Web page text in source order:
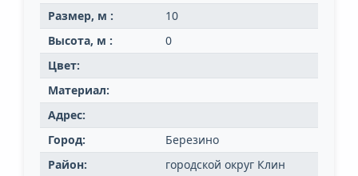
Размер, м :
10
Высота, м :
0
Цвет:
Материал:
Адрес:
Город:
Березино
Район:
городской округ Клин